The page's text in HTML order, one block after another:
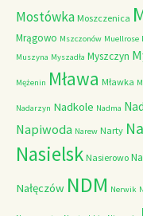
Mostówka Moszczenica
Mrągowo Mszczonów Muellrose
Muszyna Myszadła Myszczyn
Mężenin Mława Mławka
Nadarzyn Nadkole Nadma
Napiwoda Narew Narty
Nasielsk Nasierowo
Nałęczów NDM Nerwik